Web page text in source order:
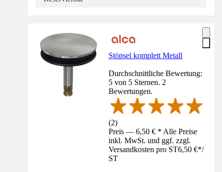
Stöpsel komplett Metall
Durchschnittliche Bewertung:
5 von 5 Sternen. 2
Bewertungen.
(2)
Preis — 6,50 € * Alle Preise
inkl. MwSt. und ggf. zzgl.
Versandkosten pro ST6,50 €*/
ST